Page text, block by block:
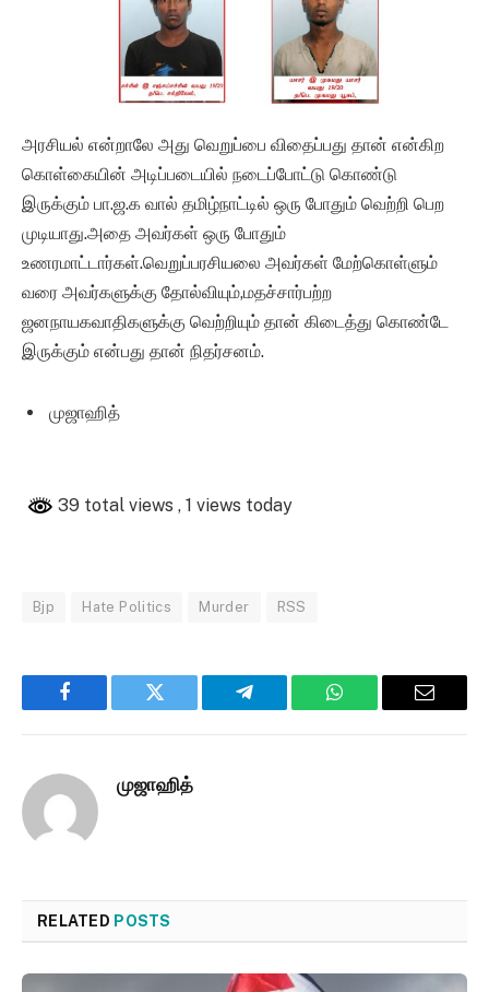
அரசியல் என்றாலே அது வெறுப்பை விதைப்பது தான் என்கிற
கொள்கையின் அடிப்படையில் நடைப்போட்டு கொண்டு
இருக்கும் பா.ஜ.க வால் தமிழ்நாட்டில் ஒரு போதும் வெற்றி பெற
முடியாது.அதை அவர்கள் ஒரு போதும்
உணரமாட்டார்கள்.வெறுப்பரசியலை அவர்கள் மேற்கொள்ளும்
வரை அவர்களுக்கு தோல்வியும்,மதச்சார்பற்ற
ஜனநாயகவாதிகளுக்கு வெற்றியும் தான் கிடைத்து கொண்டே
இருக்கும் என்பது தான் நிதர்சனம்.
முஜாஹித்
39 total views , 1 views today
Bjp Hate Politics Murder RSS
Facebook Twitter Telegram WhatsApp Email
முஜாஹித்
RELATED POSTS